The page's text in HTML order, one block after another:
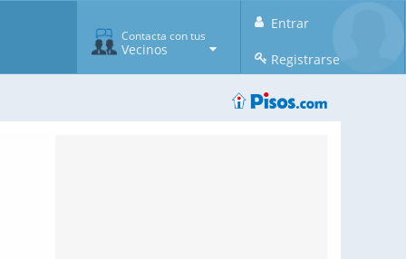
Entrar
Registrarse
Contacta con tus
Vecinos